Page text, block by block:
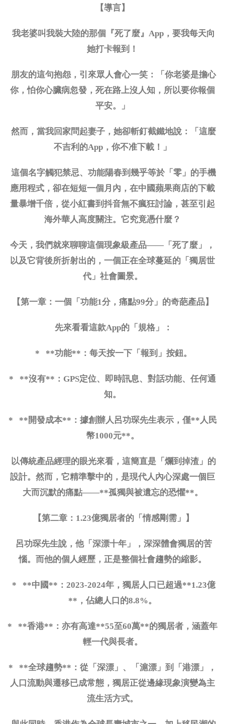
【導言】
我老婆叫我裝大陸的那個『死了麼』 App，要我每天向
她打卡報到！
朋友的這句抱怨，引來眾人會心一笑：「你老婆是擔心
你，怕你心臟病忽發，死在路上沒人知，所以要你報個
平安。」
然而，當我回家問起妻子，她卻斬釘截鐵地說：「這麼
不吉利的App，你不准下載！」
這個名字觸犯禁忌、功能陽春到幾乎等於「零」的手機
應用程式，卻在短短一個月內，在中國蘋果商店的下載
量暴增千倍，從小紅書到抖音無不瘋狂討論，甚至引起
海外華人高度關注。它究竟憑什麼？
今天，我們就來聊聊這個現象級產品——「死了麼」，
以及它背後所折射出的，一個正在全球蔓延的「獨居世
代」社會圖景。
【第一章：一個「功能1分，痛點99分」的奇葩產品】
先來看看這款App的「規格」：
* **功能**：每天按一下「報到」按鈕。
* **沒有**：GPS定位、即時訊息、對話功能、任何通
知。
* **開發成本**：據創辦人呂功琛先生表示，僅**人民
幣1000元**。
以傳統產品經理的眼光來看，這簡直是「爛到掉渣」的
設計。然而，它精準擊中的，是現代人內心深處一個巨
大而沉默的痛點——**孤獨與被遺忘的恐懼**。
【第二章： 1.23億獨居者的「情感剛需」】
呂功琛先生說，他「深漂十年」，深深體會獨居的苦
惱。而他的個人經歷，正是整個社會趨勢的縮影。
* **中國**：2023-2024年，獨居人口已超過**1.23億
**，佔總人口的8.8%。
* **香港**：亦有高達**55至60萬**的獨居者，涵蓋年
輕一代與長者。
* **全球趨勢**：從「深漂」、「滬漂」到「港漂」，
人口流動與遷移已成常態，獨居正從邊緣現象演變為主
流生活方式。